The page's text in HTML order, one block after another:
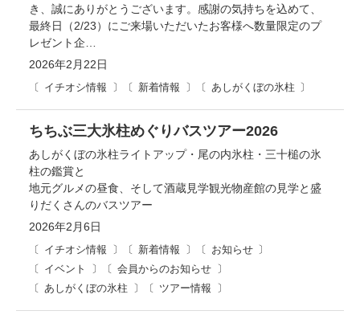
2026年2月22日
イチオシ情報 新着情報 あしがくぼの氷柱
き、誠にありがとうございます。感謝の気持ちを込めて、
最終日（2/23）にご来場いただいたお客様へ数量限定のプ
レゼント企…
2026年2月6日
イチオシ情報 新着情報
お知らせ
イベント
会員からのお知らせ
あしがくぼの氷柱
ツアー情報
ちちぶ三大氷柱めぐりバスツアー2026
あしがくぼの氷柱ライトアップ・尾の内氷柱・三十槌の氷
柱の鑑賞と
地元グルメの昼食、そして酒蔵見学観光物産館の見学と盛
りだくさんのバスツアー